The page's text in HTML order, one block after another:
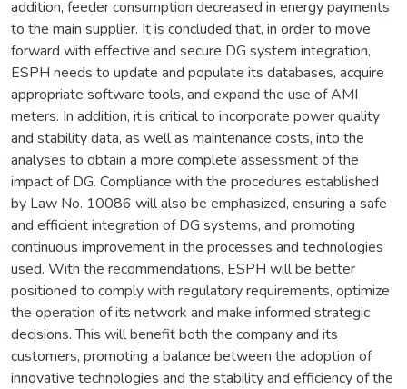
addition, feeder consumption decreased in energy payments
to the main supplier. It is concluded that, in order to move
forward with effective and secure DG system integration,
ESPH needs to update and populate its databases, acquire
appropriate software tools, and expand the use of AMI
meters. In addition, it is critical to incorporate power quality
and stability data, as well as maintenance costs, into the
analyses to obtain a more complete assessment of the
impact of DG. Compliance with the procedures established
by Law No. 10086 will also be emphasized, ensuring a safe
and efficient integration of DG systems, and promoting
continuous improvement in the processes and technologies
used. With the recommendations, ESPH will be better
positioned to comply with regulatory requirements, optimize
the operation of its network and make informed strategic
decisions. This will benefit both the company and its
customers, promoting a balance between the adoption of
innovative technologies and the stability and efficiency of the